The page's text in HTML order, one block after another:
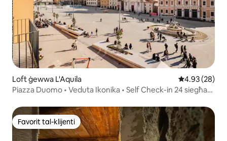
Loft ġewwa L'Aquila Rating medju
4.93 (28)
Piazza Duomo • Veduta Ikonika • Self Check-in 24 siegħa
Favorit tal-klijenti
Favorit tal-klijenti